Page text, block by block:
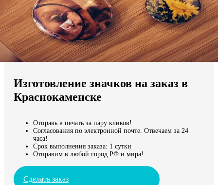
Мы доставляем по всему миру
Продолжить без города
Изготовление значков на заказ в
Краснокаменске
Отправь в печать за пару кликов!
Согласования по электронной почте. Отвечаем за 24
часа!
Срок выполнения заказа: 1 сутки
Отправим в любой город РФ и мира!
Сделать заказ